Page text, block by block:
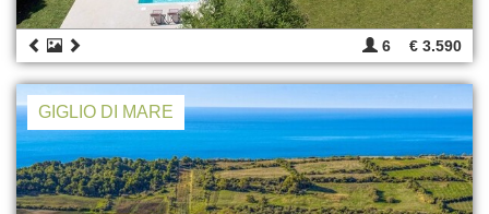
6 € 3.590
GIGLIO DI MARE